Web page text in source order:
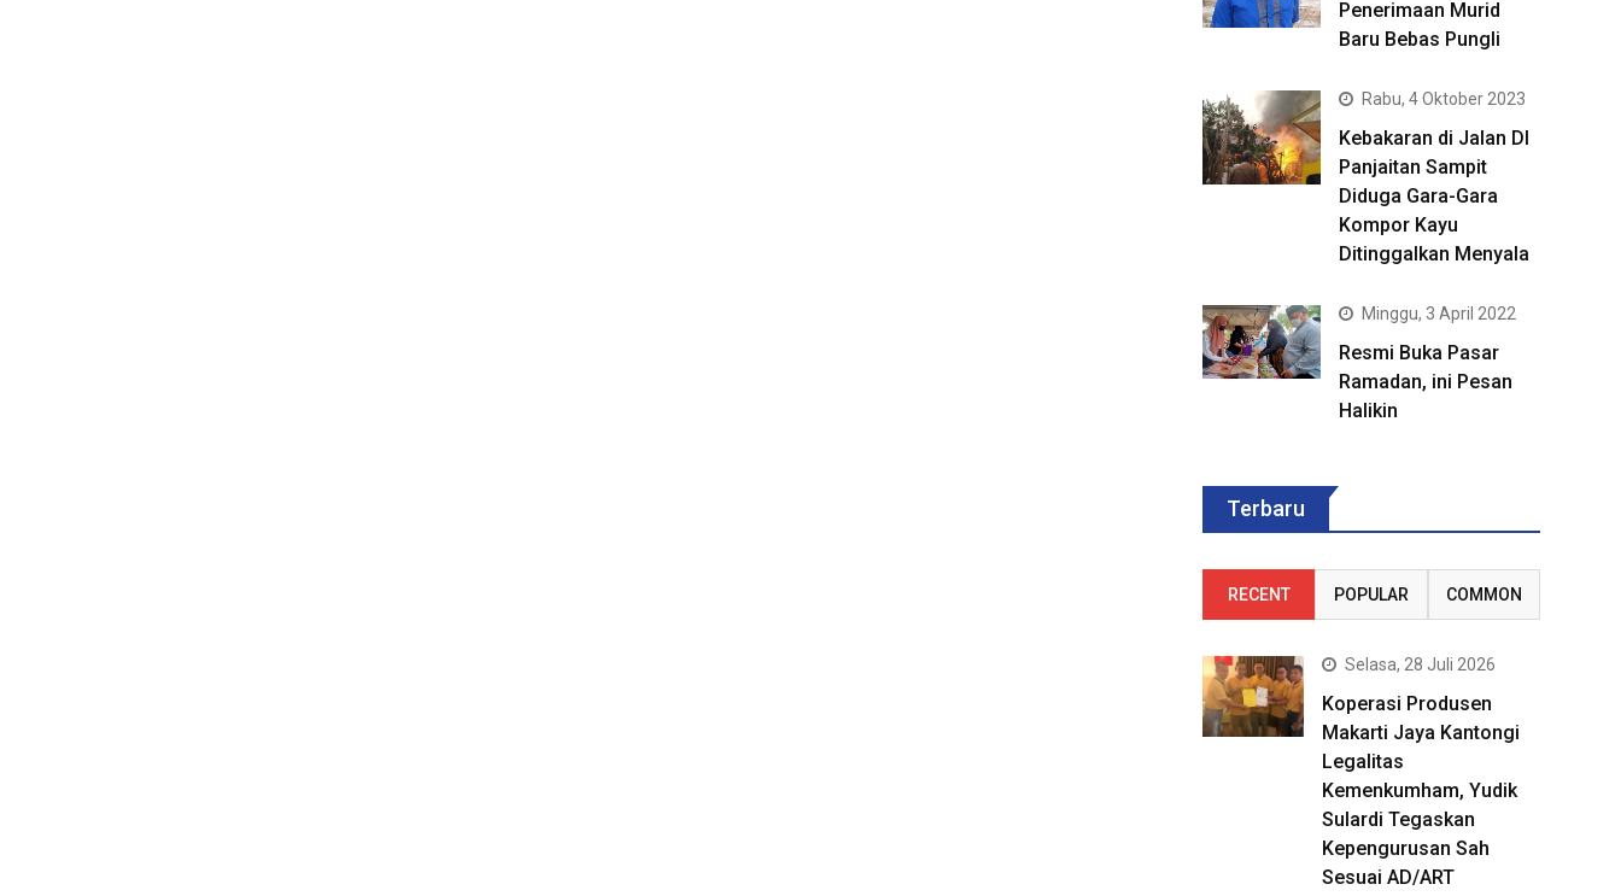
Penerimaan Murid
Baru Bebas Pungli
Rabu, 4 Oktober 2023
Kebakaran di Jalan DI
Panjaitan Sampit
Diduga Gara-Gara
Kompor Kayu
Ditinggalkan Menyala
Minggu, 3 April 2022
Resmi Buka Pasar
Ramadan, ini Pesan
Halikin
Terbaru
RECENT POPULAR COMMON
Selasa, 28 Juli 2026
Koperasi Produsen
Makarti Jaya Kantongi
Legalitas
Kemenkumham, Yudik
Sulardi Tegaskan
Kepengurusan Sah
Sesuai AD/ART